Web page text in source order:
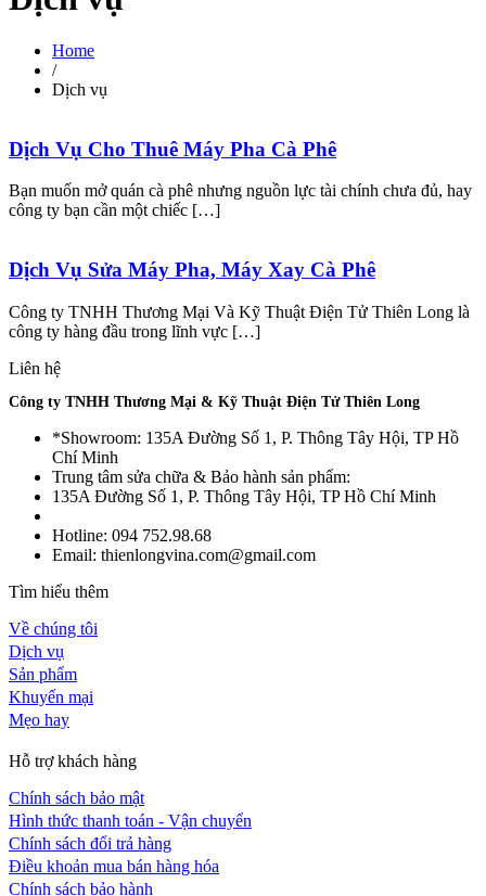
Home
/
Dịch vụ
Dịch Vụ Cho Thuê Máy Pha Cà Phê
Bạn muốn mở quán cà phê nhưng nguồn lực tài chính chưa đủ, hay
công ty bạn cần một chiếc […]
Dịch Vụ Sửa Máy Pha, Máy Xay Cà Phê
Công ty TNHH Thương Mại Và Kỹ Thuật Điện Tử Thiên Long là
công ty hàng đầu trong lĩnh vực […]
Liên hệ
Công ty TNHH Thương Mại & Kỹ Thuật Điện Tử Thiên Long
*Showroom: 135A Đường Số 1, P. Thông Tây Hội, TP Hồ
Chí Minh
Trung tâm sửa chữa & Bảo hành sản phẩm:
135A Đường Số 1, P. Thông Tây Hội, TP Hồ Chí Minh
Hotline: 094 752.98.68
Email: thienlongvina.com@gmail.com
Tìm hiểu thêm
Về chúng tôi
Dịch vụ
Sản phẩm
Khuyến mại
Mẹo hay
Hỗ trợ khách hàng
Chính sách bảo mật
Hình thức thanh toán - Vận chuyển
Chính sách đổi trả hàng
Điều khoản mua bán hàng hóa
Chính sách bảo hành